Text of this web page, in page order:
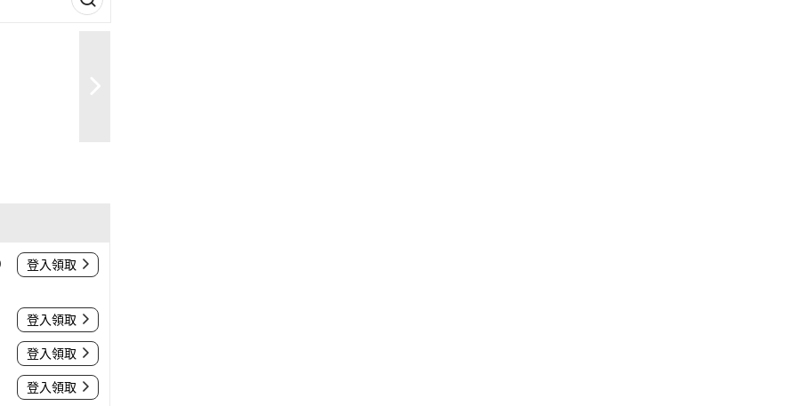
登入領取
登入領取
登入領取
登入領取